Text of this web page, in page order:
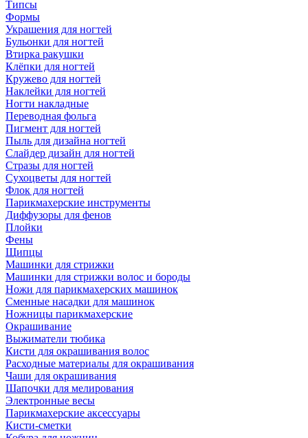
Типсы
Формы
Украшения для ногтей
Бульонки для ногтей
Втирка ракушки
Клёпки для ногтей
Кружево для ногтей
Наклейки для ногтей
Ногти накладные
Переводная фольга
Пигмент для ногтей
Пыль для дизайна ногтей
Слайдер дизайн для ногтей
Стразы для ногтей
Сухоцветы для ногтей
Флок для ногтей
Парикмахерские инструменты
Диффузоры для фенов
Плойки
Фены
Щипцы
Машинки для стрижки
Машинки для стрижки волос и бороды
Ножи для парикмахерских машинок
Сменные насадки для машинок
Ножницы парикмахерские
Окрашивание
Выжиматели тюбика
Кисти для окрашивания волос
Расходные материалы для окрашивания
Чаши для окрашивания
Шапочки для мелирования
Электронные весы
Парикмахерские аксессуары
Кисти-сметки